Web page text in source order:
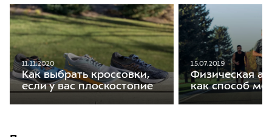
11.11.2020
Как выбрать кроссовки,
если у вас плоскостопие
15.07.2019
Физическая
как способ